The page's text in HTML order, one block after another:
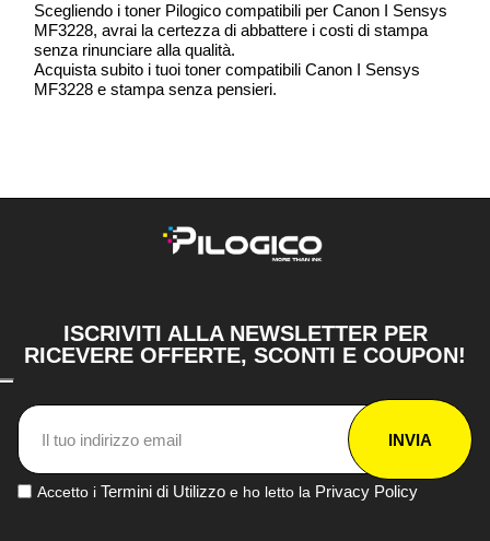
Scegliendo i toner Pilogico compatibili per Canon I Sensys
MF3228, avrai la certezza di abbattere i costi di stampa
senza rinunciare alla qualità.
Acquista subito i tuoi toner compatibili Canon I Sensys
MF3228 e stampa senza pensieri.
ISCRIVITI ALLA NEWSLETTER PER
RICEVERE OFFERTE, SCONTI E COUPON!
INVIA
Accetto i Termini di Utilizzo e ho letto la Privacy Policy